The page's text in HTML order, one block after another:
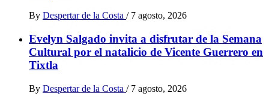
By Despertar de la Costa / 7 agosto, 2026
Evelyn Salgado invita a disfrutar de la Semana
Cultural por el natalicio de Vicente Guerrero en
Tixtla
By Despertar de la Costa / 7 agosto, 2026